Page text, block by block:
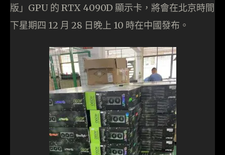
版」GPU 的 RTX 4090D 顯示卡，將會在北京時間
下星期四 12 月 28 日晚上 10 時在中國發布。